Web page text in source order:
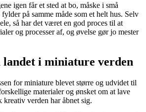
igen får et sted at bo, måske i små
på samme måde som et helt hus. Selv
så har det været en god proces til at
og processer af, og øvelse gør jo mester
landet i miniature verden
for miniature blevet større og udvidet til
materialer og ønsket om at lave
kreativ verden har åbnet sig.